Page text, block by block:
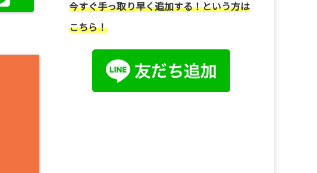
今すぐ手っ取り早く追加する！という方は
こちら！